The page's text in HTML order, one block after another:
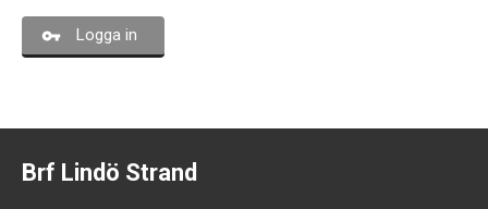
Logga in
Brf Lindö Strand